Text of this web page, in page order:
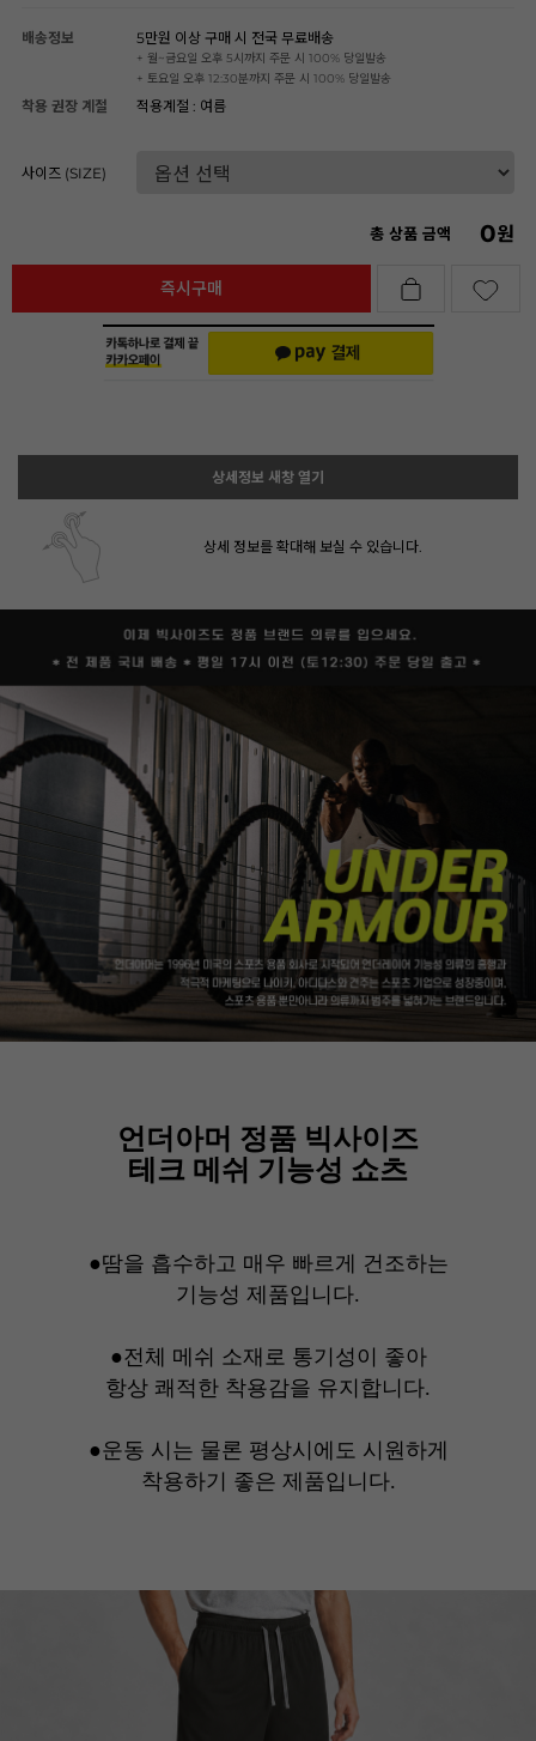
배송정보 5만원 이상 구매 시 전국 무료배송
+ 월~금요일 오후 5시까지 주문 시 100% 당일발송
+ 토요일 오후 12:30분까지 주문 시 100% 당일발송
착용 권장 계절 적용계절 : 여름
사이즈 (SIZE)
총 상품 금액 0원
즉시구매
상세정보 새창 열기
상세 정보를 확대해 보실 수 있습니다.
언더아머 정품 빅사이즈
테크 메쉬 기능성 쇼츠
●땀을 흡수하고 매우 빠르게 건조하는
기능성 제품입니다.
●전체 메쉬 소재로 통기성이 좋아
항상 쾌적한 착용감을 유지합니다.
●운동 시는 물론 평상시에도 시원하게
착용하기 좋은 제품입니다.